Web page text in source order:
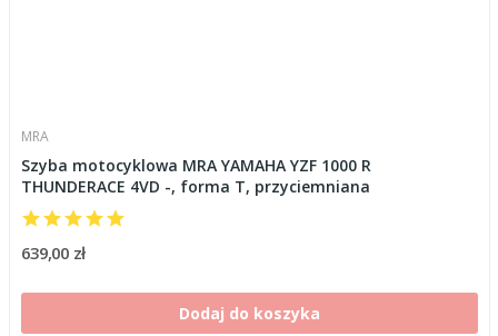
MRA
Szyba motocyklowa MRA YAMAHA YZF 1000 R
THUNDERACE 4VD -, forma T, przyciemniana
639,00 zł
Dodaj do koszyka